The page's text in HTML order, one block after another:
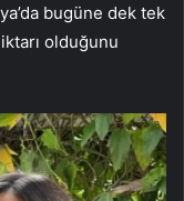
bugüne dek tek
olduğunu